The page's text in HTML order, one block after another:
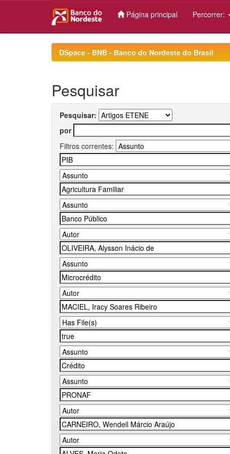
Página principal Percorrer:
DSpace - BNB - Banco do Nordeste do Brasil
Pesquisar
Pesquisar:
por
Filtros correntes: